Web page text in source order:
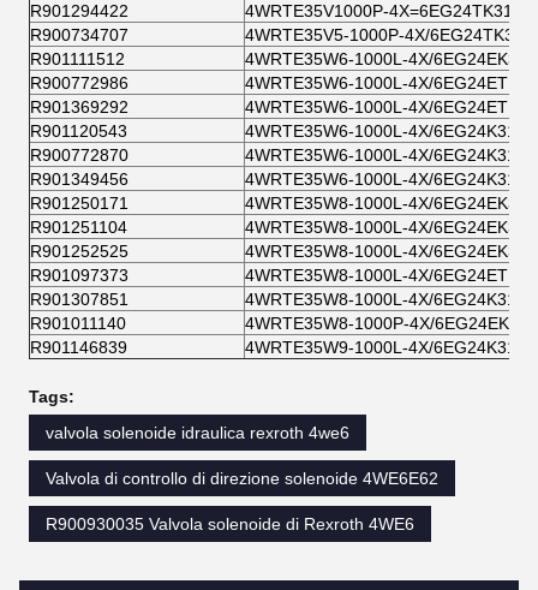
R901294422
4WRTE35V1000P-4X=6EG24TK31/
R900734707
4WRTE35V5-1000P-4X/6EG24TK31/
R901111512
4WRTE35W6-1000L-4X/6EG24EK31/
R900772986
4WRTE35W6-1000L-4X/
R901369292
4WRTE35W6-1000L-4X/
R901120543
4WRTE35W6-1000L-4X/6EG24K31/
R900772870
4WRTE35W6-1000L-4X/6EG24K31/
R901349456
4WRTE35W6-1000L-4X/6EG24K31/
R901250171
4WRTE35W8-1000L-4X/6EG24EK31/
R901251104
4WRTE35W8-1000L-4X/6EG24EK31/
R901252525
4WRTE35W8-1000L-4X/6EG24EK31/
R901097373
4WRTE35W8-1000L-4X/
R901307851
4WRTE35W8-1000L-4X/6EG24K31/
R901011140
4WRTE35W8-1000P-4X/6EG24EK31/
R901146839
4WRTE35W9-1000L-4X/6EG24K31/
Tags:
valvola solenoide idraulica rexroth 4we6
Valvola di controllo di direzione solenoide 4WE6E62
R900930035 Valvola solenoide di Rexroth 4WE6